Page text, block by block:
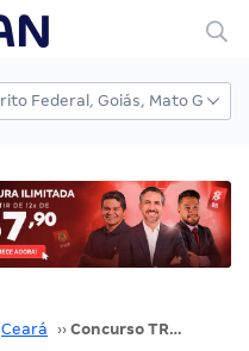
Ceará ›› Concurso TRT-Ceará 2015: Oportunidades para técnicos e analistas! Remuneração de até R$ 9 mil!